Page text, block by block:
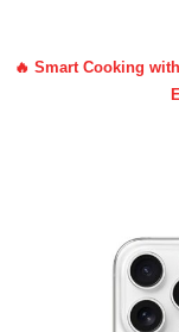
🔥 Smart Cooking